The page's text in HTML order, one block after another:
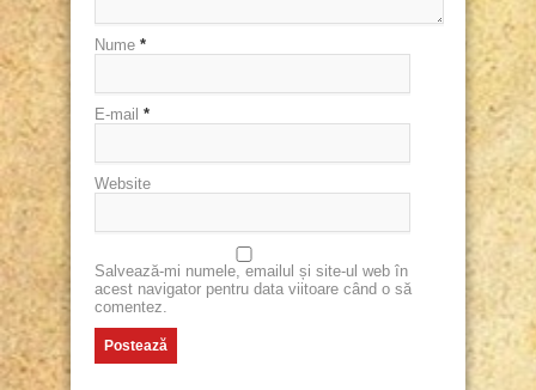
Nume *
E-mail *
Website
Salvează-mi numele, emailul și site-ul web în
acest navigator pentru data viitoare când o să
comentez.